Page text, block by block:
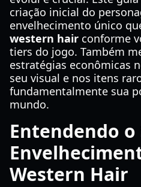
criação inicial do
envelhecimento único
western hair conforme
tiers do jogo. Também
estratégias econômicas
seu visual e nos itens
fundamentalmente sua
mundo.
Entendendo o
Western Hair